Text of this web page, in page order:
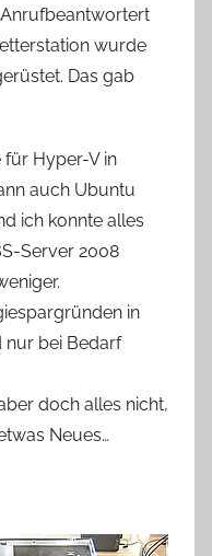
wurde
Das gab
für Hyper-V in
auch Ubuntu
ich konnte alles
Server 2008
in
nur bei Bedarf
doch alles nicht,
Neues…